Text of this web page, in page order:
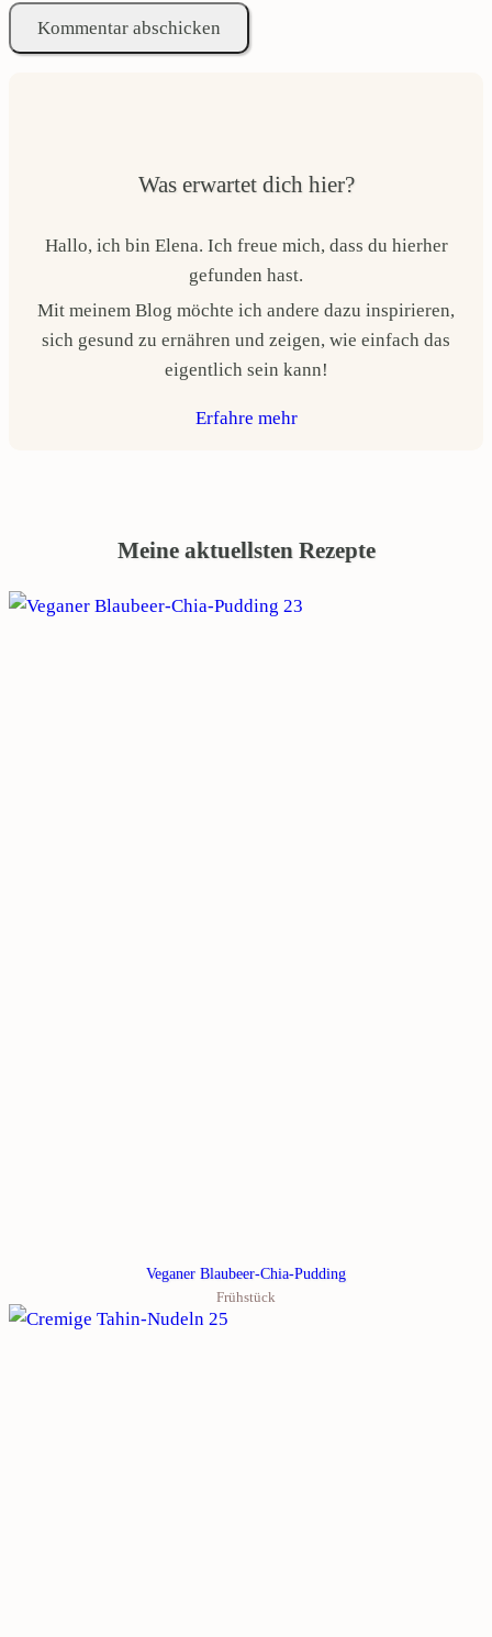
Was erwartet dich hier?
Hallo, ich bin Elena. Ich freue mich, dass du hierher
gefunden hast.
Mit meinem Blog möchte ich andere dazu inspirieren,
sich gesund zu ernähren und zeigen, wie einfach das
eigentlich sein kann!
Erfahre mehr
Meine aktuellsten Rezepte
Veganer Blaubeer-Chia-Pudding
Frühstück